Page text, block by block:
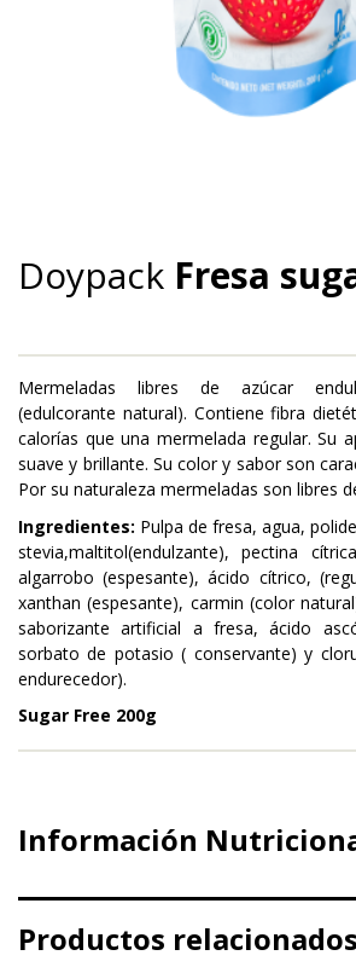
Doypack Fresa
Mermeladas libres de azúcar
(edulcorante natural). Contiene fibra
calorías que una mermelada regular. Su
suave y brillante. Su color y sabor son
Por su naturaleza mermeladas son libres
Ingredientes: Pulpa de fresa, agua,
stevia,maltitol(endulzante), pectina
algarrobo (espesante), ácido cítrico,
xanthan (espesante), carmin (color
saborizante artificial a fresa, ácido
sorbato de potasio ( conservante) y
endurecedor).
Sugar Free 200g
Información
Productos relacionados